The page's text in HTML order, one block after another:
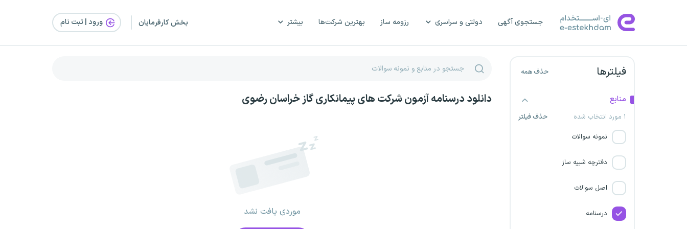
جستجوی آگهی دولتی و سراسری رزومه ساز بهترین شرکت‌ها بیشتر بخش کارفرمایان ورود | ثبت‌ نام
فیلترها حذف همه
منابع
۱ مورد انتخاب شده
حذف فیلتر
نمونه سوالات
دفترچه شبیه ساز
اصل سوالات
درسنامه
کارگزاران گمرکی
شرکت کشاورزی سبزدشت فارس
خدماتی آموزش و پرورش
فراخوان تاسیس دفاتر پلیس +
10
رضوی
دانلود درسنامه آزمون شرکت های پیمانکاری گاز خراسان رضوی
موردی یافت نشد